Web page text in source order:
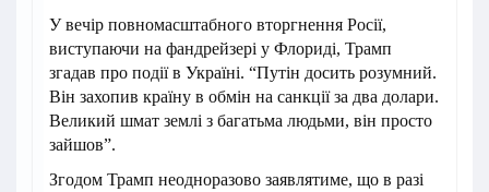
У вечір повномасштабного вторгнення Росії,
виступаючи на фандрейзері у Флориді, Трамп
згадав про події в Україні. “Путін досить розумний.
Він захопив країну в обмін на санкції за два долари.
Великий шмат землі з багатьма людьми, він просто
зайшов”.
Згодом Трамп неодноразово заявлятиме, що в разі